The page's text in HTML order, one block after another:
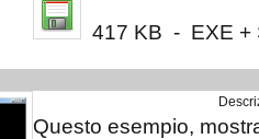
417 KB - EXE +
Questo esempio,